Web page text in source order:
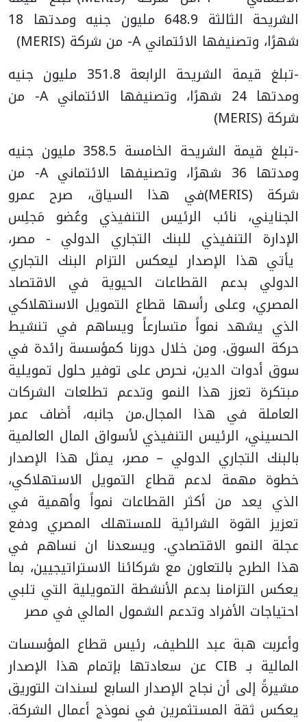
الشريحة الثالثة 648.9 مليون جنيه ومدتها 18
شهرًا، وتصنيفها الائتماني A- من شركة (MERIS)
-تبلغ قيمة الشريحة الرابعة 351.8 مليون جنيه
ومدتها 24 شهرًا، وتصنيفها الائتماني A- من
شركة (MERIS)
-تبلغ قيمة الشريحة الخامسة 358.5 مليون جنيه
ومدتها 36 شهرًا، وتصنيفها الائتماني A- من
شركة (MERIS)
في هذا السياق، صرح عمرو
الجنايني، نائب الرئيس التنفيذي وعُضو مَجلِس
الإدارة التنفيذي للبنك التجاري الدولي - مصر،
يأتي هذا الإصدار ليعكس التزام البنك التجاري
الدولي بدعم القطاعات الحيوية في الاقتصاد
المصري، وعلى رأسها قطاع التمويل الاستهلاكي
الذي يشهد نمواً متسارعاً ويساهم في تنشيط
حركة السوق. ومن خلال دورنا كمؤسسة رائدة في
سوق أدوات الدين، نحرص على توفير حلول تمويلية
مبتكرة تعزز هذا النمو وتدعم تطلعات الشركات
العاملة في هذا المجال.من جانبه، أضاف عمر
الحسيني، الرئيس التنفيذي لأسواق المال العالمية
بالبنك التجاري الدولي – مصر، يمثل هذا الإصدار
خطوة مهمة لدعم قطاع التمويل الاستهلاكي،
الذي يعد من أكثر القطاعات نمواً وأهمية في
تعزيز القوة الشرائية للمستهلك المصري ودفع
عجلة النمو الاقتصادي. ويسعدنا ان نساهم في
هذا الطرح بالتعاون مع شركائنا الاستراتيجيين، بما
يعكس التزامنا بدعم الأنشطة التمويلية التي تلبي
احتياجات الأفراد وتدعم الشمول المالي في مصر
وأعربت هبة عبد اللطيف، رئيس قطاع المؤسسات
المالية بـ CIB عن سعادتها بإتمام هذا الإصدار
مشيرةً إلى أن نجاح الإصدار السابع لسندات التوريق
يعكس ثقة المستثمرين في نموذج أعمال الشركة.